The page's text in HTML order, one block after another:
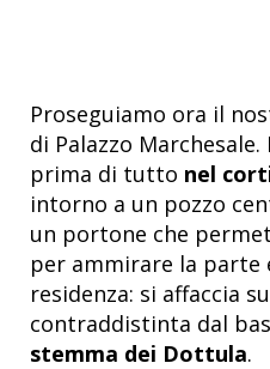
Proseguiamo ora il
di Palazzo
prima di tutto nel
intorno a un pozzo
un portone che
per ammirare la parte
residenza: si affaccia
contraddistinta dal
stemma dei Dottula.